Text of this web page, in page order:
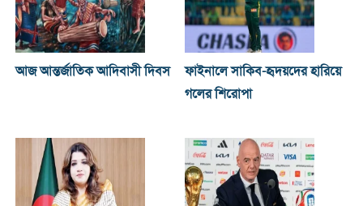
আজ আন্তর্জাতিক আদিবাসী দিবস
ফাইনালে সাকিব-হৃদয়দের হারিয়ে
গলের শিরোপা